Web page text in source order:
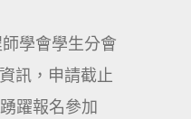
學會學生分會
訊，申請截止
躍報名參加